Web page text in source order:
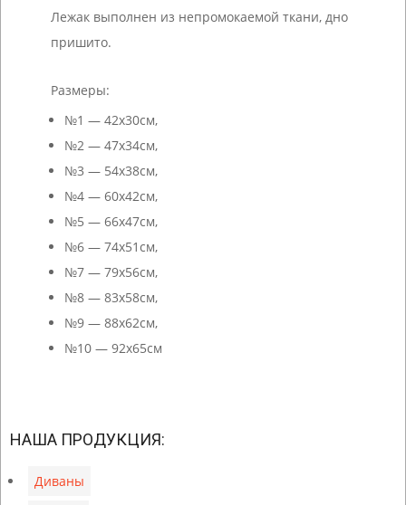
Лежак выполнен из непромокаемой ткани, дно
пришито.
Размеры:
№1 — 42х30см,
№2 — 47х34см,
№3 — 54х38см,
№4 — 60х42см,
№5 — 66х47см,
№6 — 74х51см,
№7 — 79х56см,
№8 — 83х58см,
№9 — 88х62см,
№10 — 92х65см
06-
НАША ПРОДУКЦИЯ:
Диваны